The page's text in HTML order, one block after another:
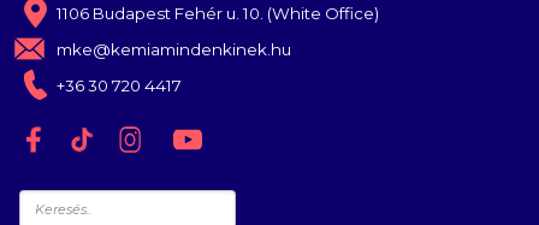
1106 Budapest Fehér u. 10. (White Office)
mke@kemiamindenkinek.hu
+36 30 720 4417
Keresés